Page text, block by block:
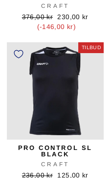
CRAFT
Oprindelig
376,00 kr Tilbudspris
230,00 kr
(-146,00 kr)
TILBUD
PRO CONTROL SL
BLACK
CRAFT
Oprindelig
236,00 kr Tilbudspris
125,00 kr